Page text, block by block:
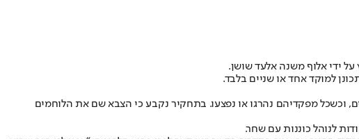
למוקד אחד או שניים בלבד.
היו מעטים מול רבים, וכשכל מפקדיהם נהרגו או נפצעו. בתחקיר נקבע כי הצבא שם את הלוחמים